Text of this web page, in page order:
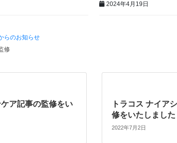
2024年4月19日
らのお知らせ
修
ア記事の監修をい
トラコス ナイア
修をいたしました
2022年7月2日